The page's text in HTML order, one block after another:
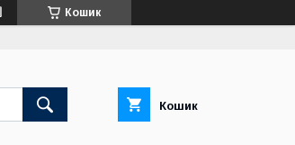
Кошик
Кошик